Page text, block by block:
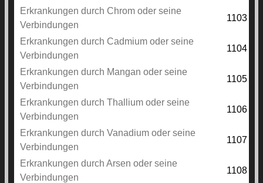
Erkrankungen durch Chrom oder seine
Verbindungen
1103
Erkrankungen durch Cadmium oder seine
Verbindungen
1104
Erkrankungen durch Mangan oder seine
Verbindungen
1105
Erkrankungen durch Thallium oder seine
Verbindungen
1106
Erkrankungen durch Vanadium oder seine
Verbindungen
1107
Erkrankungen durch Arsen oder seine
Verbindungen
1108